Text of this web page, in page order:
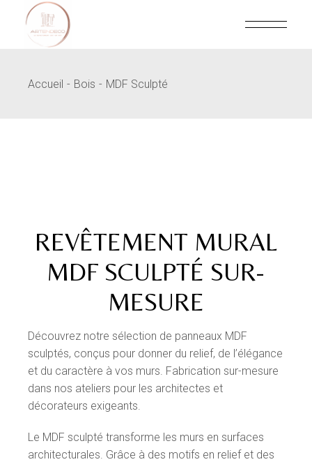
content
Accueil Bois MDF Sculpté
REVÊTEMENT MURAL
MDF SCULPTÉ SUR-
MESURE
Découvrez notre sélection de panneaux MDF
sculptés, conçus pour donner du relief, de l’élégance
et du caractère à vos murs. Fabrication sur-mesure
dans nos ateliers pour les architectes et
décorateurs exigeants.
Le MDF sculpté transforme les murs en surfaces
architecturales. Grâce à des motifs en relief et des